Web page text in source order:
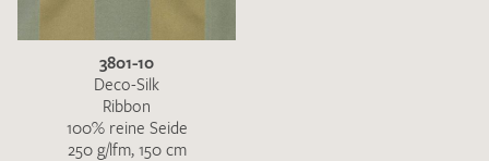
3801-10
Deco-Silk
Ribbon
100% reine Seide
250 g/lfm, 150 cm